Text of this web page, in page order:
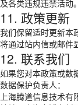
及各类违规违禁活动。
11. 政策更新
我们保留适时更新本
将通过站内信或邮件
12. 联系我们
如果您对本政策或数
数据保护负责人：
上海腾道信息技术有